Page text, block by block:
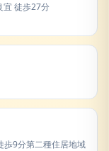
宜 徒歩27分
歩9分第二種住居地域